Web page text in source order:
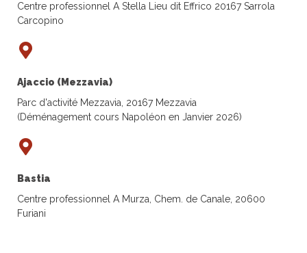
Centre professionnel A Stella Lieu dit Effrico 20167 Sarrola
Carcopino
Ajaccio (Mezzavia)
Parc d'activité Mezzavia, 20167 Mezzavia
(Déménagement cours Napoléon en Janvier 2026)
Bastia
Centre professionnel A Murza, Chem. de Canale, 20600
Furiani